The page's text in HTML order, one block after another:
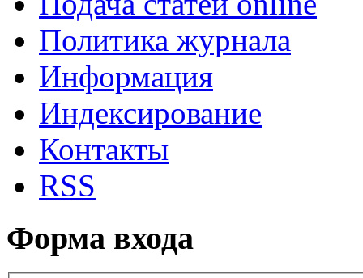
Политика журнала
Информация
Индексирование
Контакты
RSS
Форма входа